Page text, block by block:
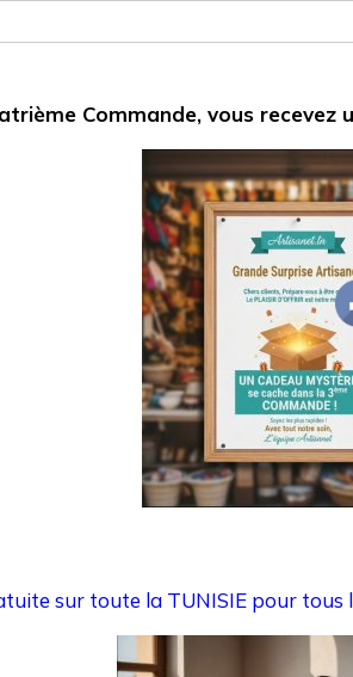
Commande, vous recevez
sur toute la TUNISIE pour tous